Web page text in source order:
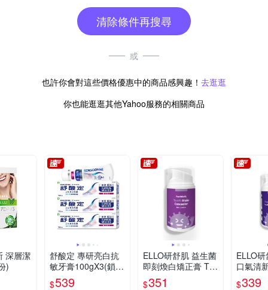
清除條件再搜尋
或
也許你會對這些價格優惠中的商品感興趣！ 去逛逛
你也能逛逛其他Yahoo服務的相關商品
深層潔
)
舒酸定 專研亮白抗
敏牙膏100gX3(鎖白
配方/牙齒美白)
$539
ELLO研舒肌 益生菌
即刻煥白矯正膏 Too
th Stain Concealer
$351
ELLO
口氣清
藍莓
$339